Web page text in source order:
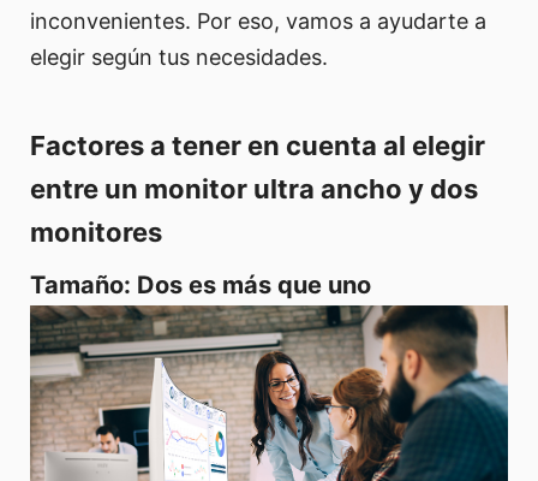
inconvenientes. Por eso, vamos a ayudarte a
elegir según tus necesidades.
Factores a tener en cuenta al elegir
entre un monitor ultra ancho y dos
monitores
Tamaño: Dos es más que uno